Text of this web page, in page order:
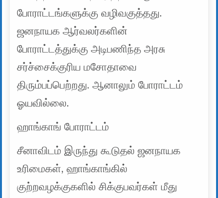
போராட்டங்களுக்கு வழிவகுத்தது.
ஜனநாயக ஆர்வலர்களின்
போராட்டத்துக்கு அடிபணிந்த அரசு
சர்ச்சைக்குரிய மசோதாவை
திரும்பப்பெற்றது. ஆனாலும் போராட்டம்
ஓயவில்லை.
ஹாங்காங் போராட்டம்
சீனாவிடம் இருந்து கூடுதல் ஜனநாயக
உரிமைகள், ஹாங்காங்கில்
குற்றவழக்குகளில் சிக்குபவர்கள் மீது